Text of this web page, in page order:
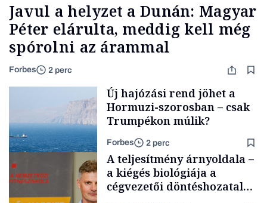
Javul a helyzet a Dunán: Magyar
Péter elárulta, meddig kell még
spórolni az árammal
Forbes 2 perc
Új hajózási rend jöhet a
Hormuzi-szorosban – csak
Trumpékon múlik?
Forbes 2 perc
A teljesítmény árnyoldala –
a kiégés biológiája a
cégvezetői döntéshozatal